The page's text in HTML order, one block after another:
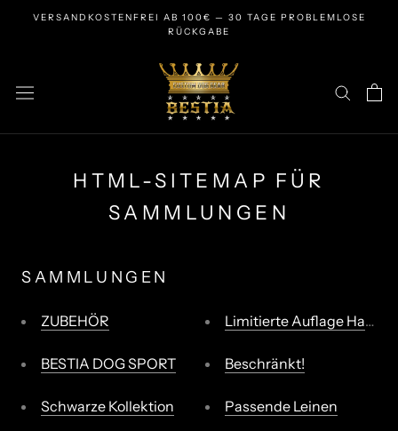
VERSANDKOSTENFREI AB 100€ — 30 TAGE PROBLEMLOSE
RÜCKGABE
HTML-SITEMAP FÜR
SAMMLUNGEN
SAMMLUNGEN
ZUBEHÖR
BESTIA DOG SPORT
Schwarze Kollektion
Limitierte Auflage
Beschränkt!
Passende Leinen